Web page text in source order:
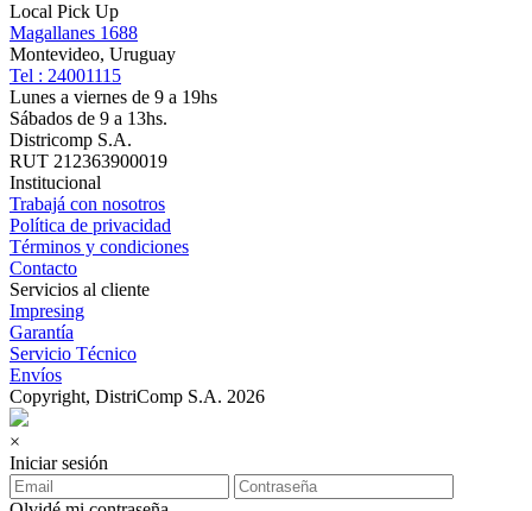
Local Pick Up
Magallanes 1688
Montevideo, Uruguay
Tel : 24001115
Lunes a viernes de 9 a 19hs
Sábados de 9 a 13hs.
Districomp S.A.
RUT 212363900019
Institucional
Trabajá con nosotros
Política de privacidad
Términos y condiciones
Contacto
Servicios al cliente
Impresing
Garantía
Servicio Técnico
Envíos
Copyright, DistriComp S.A. 2026
×
Iniciar sesión